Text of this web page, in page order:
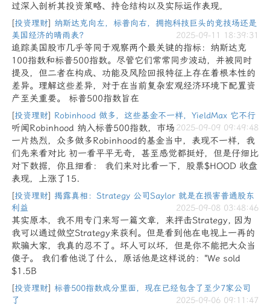
过深入剖析其投资策略、持仓结构以及实际运作表现，
[投资理财] 纳斯达克向左，标普向右，拥抱科技巨头的竞技场还是
美国经济的晴雨表？
2025-09-11 18:39:31
追踪美国股市几乎等同于观察两个最关键的指标：纳斯达克
100指数和标普500指数。尽管它们常常同步波动，并被同时
提及，但二者在构成、功能及风险回报特征上存在着根本性的
差异。理解这些差异，对于在当前复杂宏观经济环境下配置资
产至关重要。 标普500指数旨在
[投资理财] Robinhood 做多，这些基金不一样，YieldMax 它不行
2025-09-09 09:49:48
听闻Robinhood 纳入标普500指数，市场
一片热烈，众多做多Robinhood的基金当中，表现不一样，我
们先来看对比 初一看平平无奇，甚至感觉都挺好，但是仔细比
对下数据，你且细看： 我们来对比看一下，股票$HOOD 收盘
表现，上涨了15.
[投资理财] 揭露真相：Strategy 公司Saylor 就是在损害普通股东
利益
2025-09-08 03:48:46
其实原本，我不用专门来写一篇文章，来抨击Strategy, 因为
我可以通过做空Strategy来获利。但是看到他在电视上一再的
欺骗大家，我真的忍不了。坏人可以坏，但是你不能把大众当
傻子。 我们看他说了什么，原话他是这样说的："We sold
$1.5B
[投资理财] 标普500指数成分里面，现在已经包含了至少7家公司
了
2025-09-06 09:11:47